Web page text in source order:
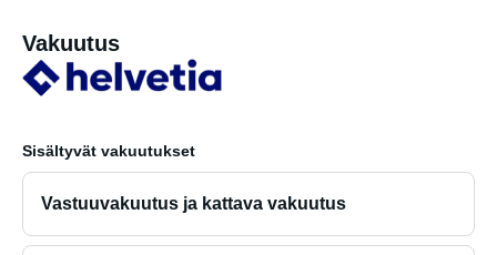
Vakuutus
Sisältyvät vakuutukset
Vastuuvakuutus ja kattava vakuutus